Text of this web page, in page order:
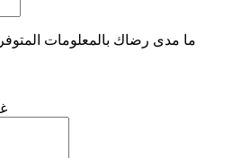
ما مدى رضاك بالمعلومات